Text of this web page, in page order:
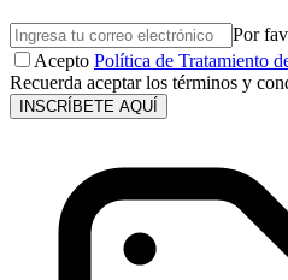
Por
Acepto Política de Tratamiento
Recuerda aceptar los términos y
INSCRÍBETE AQUÍ